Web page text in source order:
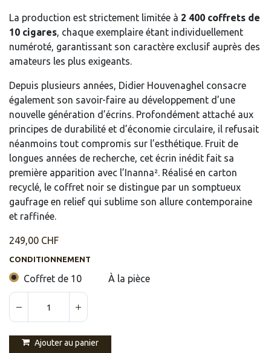
La production est strictement limitée à 2 400 coffrets de
10 cigares, chaque exemplaire étant individuellement
numéroté, garantissant son caractère exclusif auprès des
amateurs les plus exigeants.
Depuis plusieurs années, Didier Houvenaghel consacre
également son savoir-faire au développement d’une
nouvelle génération d’écrins. Profondément attaché aux
principes de durabilité et d’économie circulaire, il refusait
néanmoins tout compromis sur l’esthétique. Fruit de
longues années de recherche, cet écrin inédit fait sa
première apparition avec l’Inanna². Réalisé en carton
recyclé, le coffret noir se distingue par un somptueux
gaufrage en relief qui sublime son allure contemporaine
et raffinée.
249,00 CHF
CONDITIONNEMENT
Coffret de 10 À la pièce
Ajouter au panier